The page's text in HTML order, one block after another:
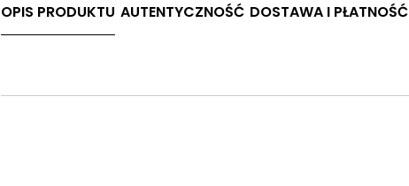
OPIS PRODUKTU AUTENTYCZNOŚĆ DOSTAWA I PŁATNOŚĆ